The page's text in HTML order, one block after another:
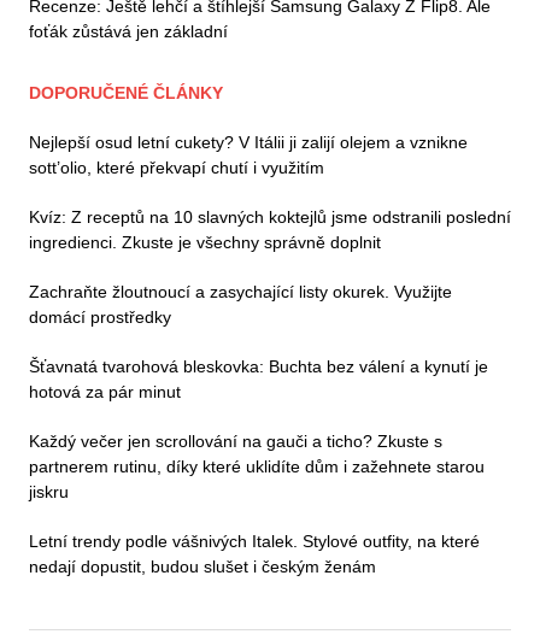
Recenze: Ještě lehčí a štíhlejší Samsung Galaxy Z Flip8. Ale
foťák zůstává jen základní
DOPORUČENÉ ČLÁNKY
Nejlepší osud letní cukety? V Itálii ji zalijí olejem a vznikne
sott’olio, které překvapí chutí i využitím
Kvíz: Z receptů na 10 slavných koktejlů jsme odstranili poslední
ingredienci. Zkuste je všechny správně doplnit
Zachraňte žloutnoucí a zasychající listy okurek. Využijte
domácí prostředky
Šťavnatá tvarohová bleskovka: Buchta bez válení a kynutí je
hotová za pár minut
Každý večer jen scrollování na gauči a ticho? Zkuste s
partnerem rutinu, díky které uklidíte dům i zažehnete starou
jiskru
Letní trendy podle vášnivých Italek. Stylové outfity, na které
nedají dopustit, budou slušet i českým ženám